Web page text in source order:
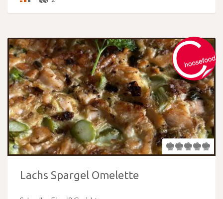
Lachs Spargel Omelette